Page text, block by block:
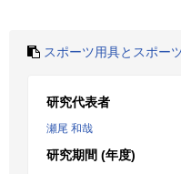
スポーツ用具とスポー
研究代表者
瀬尾 和哉
研究期間 (年度)